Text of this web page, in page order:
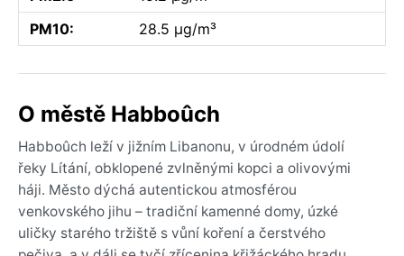
PM10:
28.5 µg/m³
O městě Habboûch
Habboûch leží v jižním Libanonu, v úrodném údolí
řeky Lítání, obklopené zvlněnými kopci a olivovými
háji. Město dýchá autentickou atmosférou
venkovského jihu – tradiční kamenné domy, úzké
uličky starého tržiště s vůní koření a čerstvého